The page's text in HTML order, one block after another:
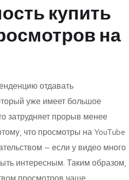
купить
на
отдавать
уже имеет большое
затрудняет прорыв менее
что просмотры на YouTube
— если у видео много
интересным. Таким образом,